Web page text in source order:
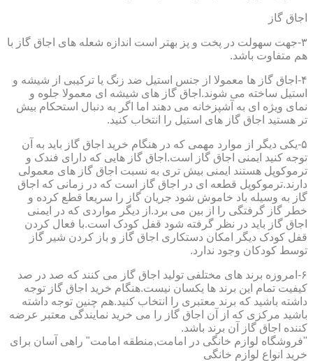
اجاق گاز
۳-جهت سهولت در پخت و پز بهتر است اندازه شعله های اجاق گاز با
هم متفاوت باشد.
۴-اجاق گاز ها معمولا از جنس استیل ضد زنگ یا ترکیبی از شیشه و
استیل ساخته می شوند.اجاق گاز های شیشه ای معمولا جلوه و
نمای ویژه ای به آشپزخانه می دهند اما اگر به دنبال استحکام بیش
تر هستید اجاق گاز های استیل را انتخاب کنید.
۵-یکی دیگر از موارد مهمی که در هنگام خرید اجاق گاز باید به آن
توجه کنید ایمنی اجاق گاز است.اجاق گاز هایی که دارای فندک و
ترموکوپل هستند ایمنی بیش تری به نسبت اجاق گاز های معمولی
دارند.ترموکوپل قطعه ای در اجاق گاز است که در زمانی که اجاق
گاز به وسیله باد خاموش شود جریان گاز را سریعا قطع کرده و
خطر گاز گرفتگی را از بین می برد.از دیگر مواردی که در ایمنی
اجاق گاز باید در نظر گرفته شود قفل کودک است.با فعال کردن
قفل کودک دیگر امکان دستکاری اجاق گاز و باز کردن شیر گاز
توسط کودکان وجود ندارد.
۶-امروزه برند های مختلفی تولید اجاق گاز می کنند که صد در صد
کیفیت تمام این برند ها یکسان نیست.هنگام خرید اجاق گاز توجه
داشته باشید که برند معتبری را انتخاب کنید.هم چنین توجه داشته
باشید مرکزی که از آن اجاق گاز را می خرید نمایندگی معتبر عرضه
کننده اجاق گاز آن برند باشد.
"فروشگاه لوازم خانگی در امامت,منطقه امامت" راهی آسان برای
خرید انواع لوازم خانگی